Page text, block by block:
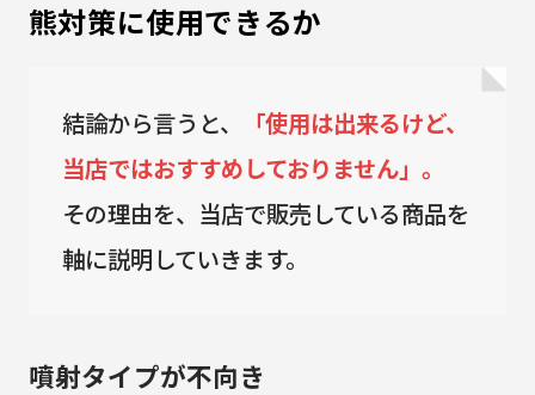
熊対策に使用できるか
結論から言うと、
「使用は出来るけど、
当店ではおすすめしておりません」。
その理由を、当店で販売している商品を
軸に説明していきます。
噴射タイプが不向き